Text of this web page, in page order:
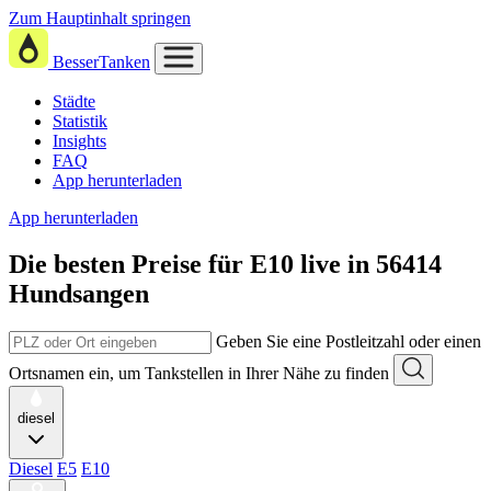
Zum Hauptinhalt springen
BesserTanken
Städte
Statistik
Insights
FAQ
App herunterladen
App herunterladen
Die besten Preise für E10 live in 56414
Hundsangen
Geben Sie eine Postleitzahl oder einen
Ortsnamen ein, um Tankstellen in Ihrer Nähe zu finden
diesel
Diesel E5 E10